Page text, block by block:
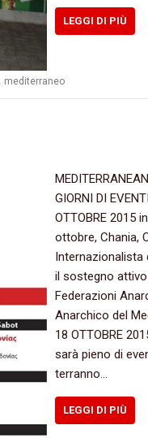
LEGGI DI PIÙ
mediterraneo
‬GIORNI DI
‬OTTOBRE‭ ‬2015
‬ottobre,‭ ‬Chania,‭
Internazionalista
il sostegno
Federazioni
Anarchico del
‬18‭ ‬OTTOBRE‭
sarà pieno di
terranno…
LEGGI DI PIÙ